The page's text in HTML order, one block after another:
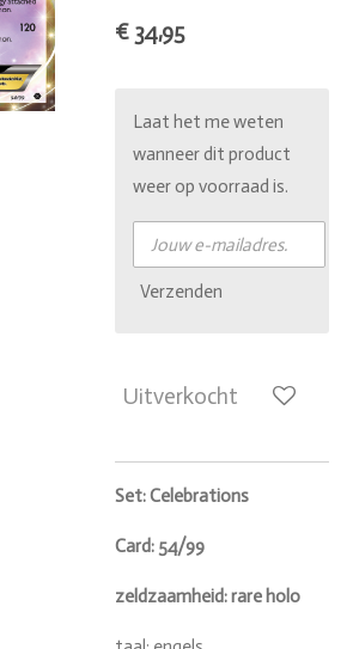
€ 34,95
Laat het me weten
wanneer dit product
weer op voorraad is.
Verzenden
Uitverkocht
Set: Celebrations
Card: 54/99
zeldzaamheid: rare holo